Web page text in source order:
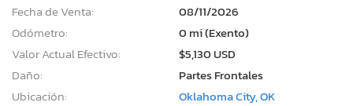
Fecha de Venta:
08/11/2026
Odómetro:
0 mi (Exento)
Valor Actual Efectivo:
$5,130 USD
Daño:
Partes Frontales
Ubicación:
Oklahoma City, OK